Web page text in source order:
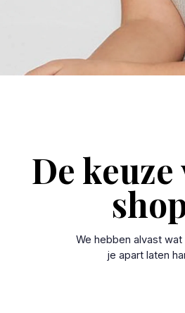
De keuze
We hebben alvast
je apart laten